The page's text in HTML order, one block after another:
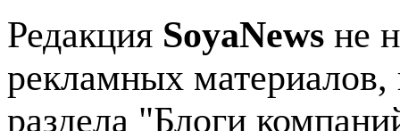
Редакция SoyaNews не
рекламных
раздела "Блоги